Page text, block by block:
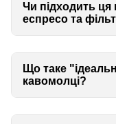
Чи підходить
еспресо та
Що таке
кавомолці?